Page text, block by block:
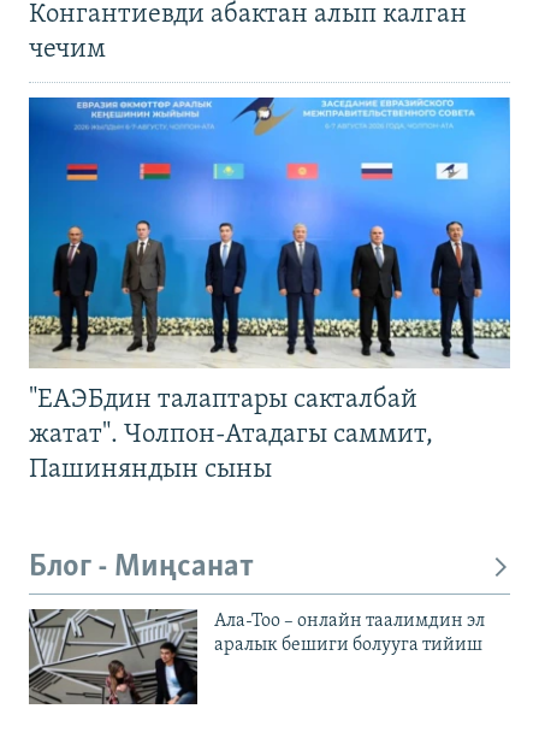
Конгантиевди абактан алып калган
чечим
"ЕАЭБдин талаптары сакталбай
жатат". Чолпон-Атадагы саммит,
Пашиняндын сыны
Блог - Миңсанат
Ала-Тоо – онлайн таалимдин эл
аралык бешиги болууга тийиш